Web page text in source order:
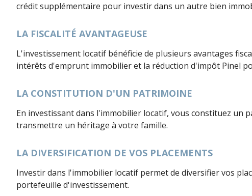
crédit supplémentaire pour investir dans un autre bien
LA FISCALITÉ AVANTAGEUSE
L'investissement locatif bénéficie de plusieurs avantages
intérêts d'emprunt immobilier et la réduction d'impôt Pinel
LA CONSTITUTION D'UN PATRIMOINE
En investissant dans l'immobilier locatif, vous constituez
transmettre un héritage à votre famille.
LA DIVERSIFICATION DE VOS PLACEMENTS
Investir dans l'immobilier locatif permet de diversifier vos
portefeuille d'investissement.